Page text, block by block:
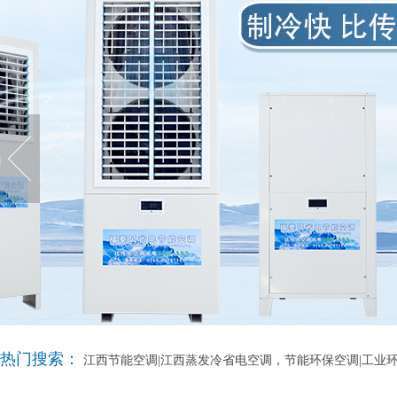
热门搜索： 江西节能空调|江西蒸发冷省电空调，节能环保空调|工业